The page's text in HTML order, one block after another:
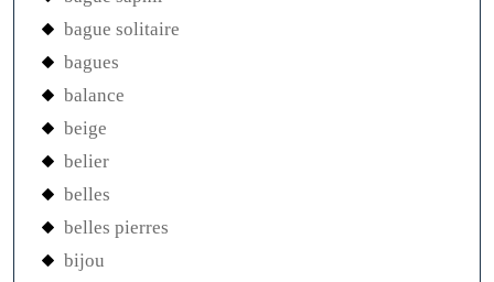
bague solitaire
bagues
balance
beige
belier
belles
belles pierres
bijou